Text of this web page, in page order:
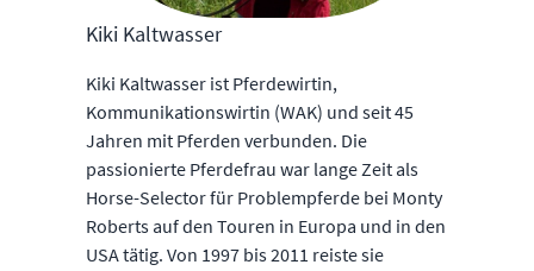
Kiki Kaltwasser
Kiki Kaltwasser ist Pferdewirtin,
Kommunikationswirtin (WAK) und seit 45
Jahren mit Pferden verbunden. Die
passionierte Pferdefrau war lange Zeit als
Horse-Selector für Problempferde bei Monty
Roberts auf den Touren in Europa und in den
USA tätig. Von 1997 bis 2011 reiste sie